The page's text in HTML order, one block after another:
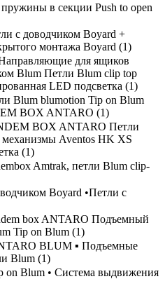
в секции Push to open
с доводчиком Boyard +
монтажа Boyard (1)
для ящиков
Blum Петли Blum clip top
LED подсветка (1)
Blum blumotion Tip on Blum
BOX ANTARO (1)
BOX ANTARO Петли
Aventos HK XS
(1)
Amtrak, петли Blum clip-
Boyard •Петли с
box ANTARO Подъемный
Tip on Blum (1)
BLUM ▪️ Подъемные
Blum (1)
on Blum • Система выдвижения